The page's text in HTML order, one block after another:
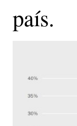
país.